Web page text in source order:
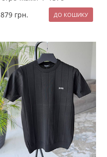
879 грн.